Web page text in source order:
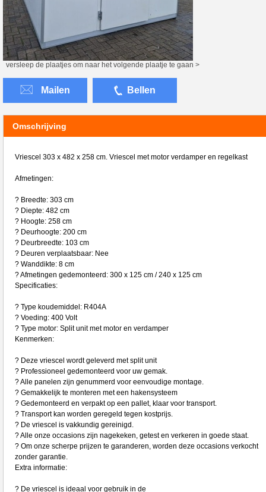
versleep de plaatjes om naar het volgende plaatje te gaan >
Mailen Bellen
Omschrijving
Vriescel 303 x 482 x 258 cm. Vriescel met motor verdamper en regelkast
Afmetingen:
? Breedte: 303 cm
? Diepte: 482 cm
? Hoogte: 258 cm
? Deurhoogte: 200 cm
? Deurbreedte: 103 cm
? Deuren verplaatsbaar: Nee
? Wanddikte: 8 cm
? Afmetingen gedemonteerd: 300 x 125 cm / 240 x 125 cm
Specificaties:
? Type koudemiddel: R404A
? Voeding: 400 Volt
? Type motor: Split unit met motor en verdamper
Kenmerken:
? Deze vriescel wordt geleverd met split unit
? Professioneel gedemonteerd voor uw gemak.
? Alle panelen zijn genummerd voor eenvoudige montage.
? Gemakkelijk te monteren met een hakensysteem
? Gedemonteerd en verpakt op een pallet, klaar voor transport.
? Transport kan worden geregeld tegen kostprijs.
? De vriescel is vakkundig gereinigd.
? Alle onze occasions zijn nagekeken, getest en verkeren in goede staat.
? Om onze scherpe prijzen te garanderen, worden deze occasions verkocht
zonder garantie.
Extra informatie:
? De vriescel is ideaal voor gebruik in de